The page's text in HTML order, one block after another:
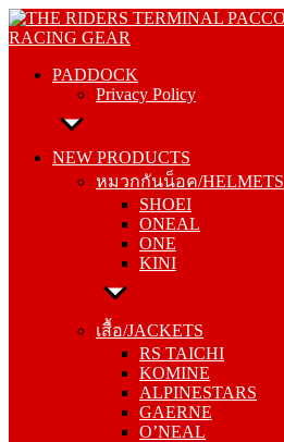
Skip
to
PADDOCK
Privacy Policy
NEW PRODUCTS
หมวกกันน็อค/HELMETS
SHOEI
ONEAL
ONE
KINI
เสื้อ/JACKETS
RS TAICHI
KOMINE
ALPINESTARS
GAERNE
O’NEAL
PADDOCK
NEW PRODUCTS
SHOEI
ONEAL
ONE
KINI
เสื้อ/JACKETS
KOMINE
ALPINESTARS
GAERNE
O’NEAL